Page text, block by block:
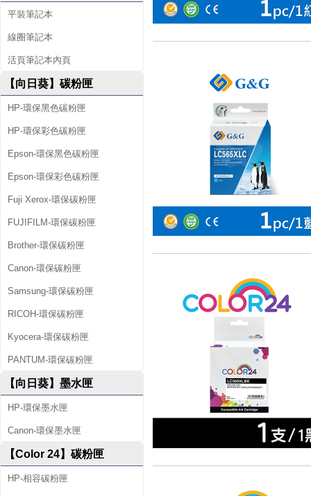
平裝筆記本
線圈筆記本
活頁筆記本內頁
【向日葵】碳粉匣
HP-環保黑色碳粉匣
HP-環保彩色碳粉匣
Epson-環保黑色碳粉匣
Epson-環保彩色碳粉匣
Fuji Xerox-環保碳粉匣
FUJIFILM-環保碳粉匣
Brother-環保碳粉匣
Canon-環保碳粉匣
Samsung-環保碳粉匣
RICOH-環保碳粉匣
Kyocera-環保碳粉匣
PANTUM-環保碳粉匣
【向日葵】墨水匣
HP-環保墨水匣
Canon-環保墨水匣
【Color 24】碳粉匣
HP-相容碳粉匣